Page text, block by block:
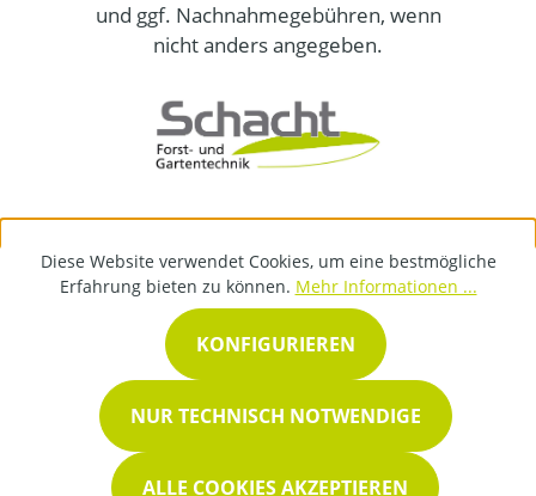
und ggf. Nachnahmegebühren, wenn
nicht anders angegeben.
Diese Website verwendet Cookies, um eine bestmögliche
Erfahrung bieten zu können. Mehr Informationen ...
NUR TECHNISCH NOTWENDIGE
KONFIGURIEREN
ALLE COOKIES AKZEPTIEREN